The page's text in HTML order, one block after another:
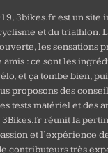
3bikes.fr est un site
et du triathlon.
les sensations
: ce sont les
et ça tombe bien,
proposons des
tests matériel et des
réunit la
et l’expérience
contributeurs très